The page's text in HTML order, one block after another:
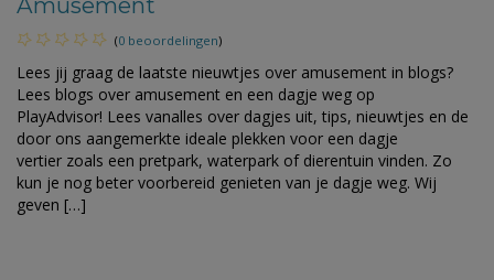
(0 beoordelingen)
Lees jij graag de laatste nieuwtjes over amusement in blogs?
Lees blogs over amusement en een dagje weg op
PlayAdvisor! Lees vanalles over dagjes uit, tips, nieuwtjes en de
door ons aangemerkte ideale plekken voor een dagje
vertier zoals een pretpark, waterpark of dierentuin vinden. Zo
kun je nog beter voorbereid genieten van je dagje weg. Wij
geven […]